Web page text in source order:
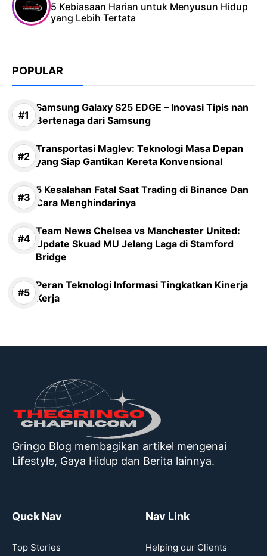
5 Kebiasaan Harian untuk Menyusun Hidup
yang Lebih Tertata
POPULAR
Samsung Galaxy S25 EDGE – Inovasi Tipis nan
Bertenaga dari Samsung
Transportasi Maglev: Teknologi Masa Depan
yang Siap Gantikan Kereta Konvensional
5 Kesalahan Fatal Saat Trading di Binance Dan
Cara Menghindarinya
Team News Chelsea vs Manchester United:
Update Skuad MU Jelang Laga di Stamford
Bridge
Peran Teknologi Informasi Tingkatkan Kinerja
Kerja
Gringo Blog membagikan artikel mengenai
Lifestyle, Gaya Hidup dan Berita lainnya.
Quck Nav
Top Stories
Nav Link
Helping our Clients